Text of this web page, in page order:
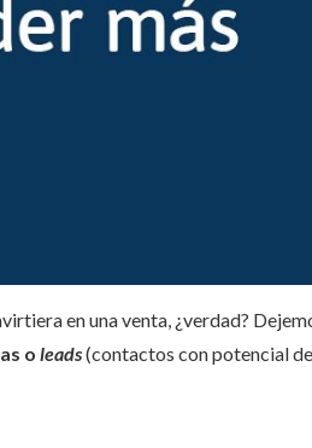
en una venta, ¿verdad?
o leads(contactos con potencial